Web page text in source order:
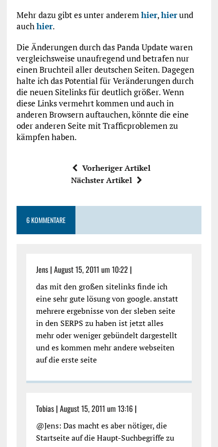
Mehr dazu gibt es unter anderemhier,hierund
auchhier.
Die Änderungen durch das Panda Update waren
vergleichsweise unaufregend und betrafen nur
einen Bruchteil aller deutschen Seiten. Dagegen
halte ich das Potential für Veränderungen durch
die neuen Sitelinks für deutlich größer. Wenn
diese Links vermehrt kommen und auch in
anderen Browsern auftauchen, könnte die eine
oder anderen Seite mit Trafficproblemen zu
kämpfen haben.
Vorheriger Artikel
Nächster Artikel
6 KOMMENTARE
Jens| August 15, 2011 um 10:22 |
das mit den großen sitelinks finde ich
eine sehr gute lösung von google. anstatt
mehrere ergebnisse von der sleben seite
in den SERPS zu haben ist jetzt alles
mehr oder weniger gebündelt dargestellt
und es kommen mehr andere webseiten
auf die erste seite
Tobias| August 15, 2011 um 13:16|
@Jens: Das macht es aber nötiger, die
Startseite auf die Haupt-Suchbegriffe zu